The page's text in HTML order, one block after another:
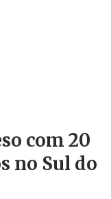
com 20
no Sul do